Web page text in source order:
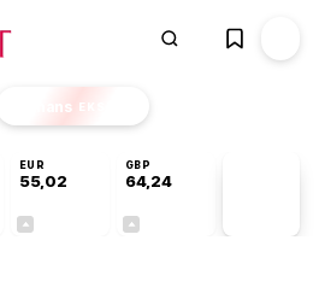
Finans EKSTRA
EUR
55,02
GBP
64,24